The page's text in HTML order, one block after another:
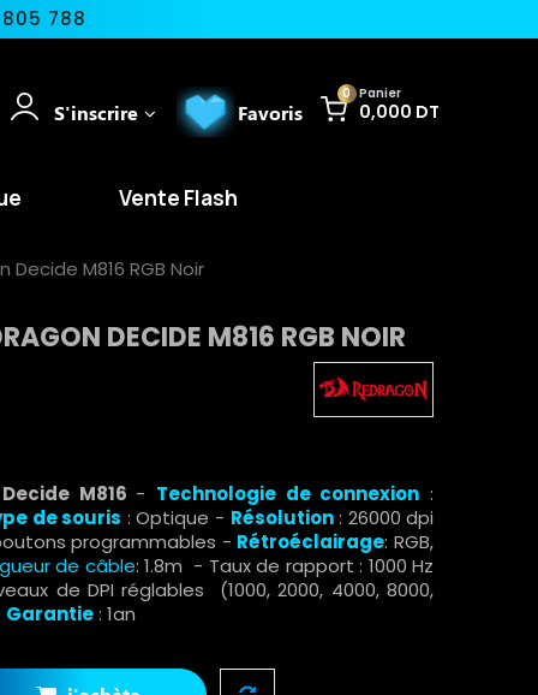
788
0 Panier
0,000 DT
Favoris
S'inscrire
Vente Flash
M816 RGB Noir
DECIDE M816 RGB NOIR
M816 - Technologie de connexion :
de souris : Optique - Résolution: 26000 dpi
programmables - Rétroéclairage: RGB,
de câble: 1.8m - Taux de rapport : 1000 Hz
de DPI réglables (1000, 2000, 4000, 8000,
Garantie: 1an